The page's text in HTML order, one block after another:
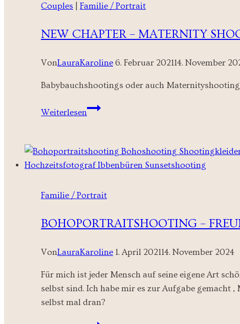
Couples Familie / Portrait
NEW CHAPTER – MATERNITY
VonLauraKaroline 6. Februar 202114. November
Babybauchshootings oder auch
Weiterlesen
New
Maternity
Shootings
Familie / Portrait
BOHOPORTRAITSHOOTING –
VonLauraKaroline 1. April 202114. November 2024
Für mich ist jeder Mensch auf seine eigene Art
selbst sind. Ich habe mir es zur Aufgabe gemacht
selbst mal dran?